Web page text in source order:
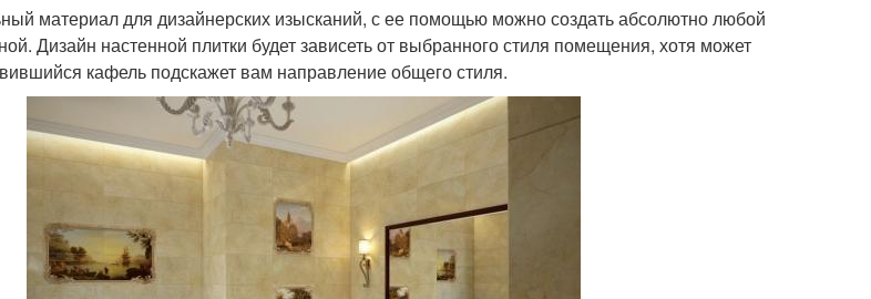
материал для дизайнерских изысканий, с ее помощью можно создать абсолютно любой
Дизайн настенной плитки будет зависеть от выбранного стиля помещения, хотя может
кафель подскажет вам направление общего стиля.